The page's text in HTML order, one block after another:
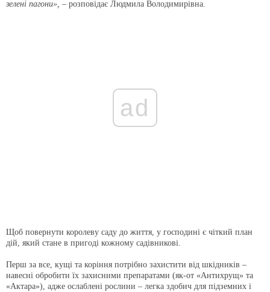
зелені пагони», – розповідає Людмила Володимирівна.
ad
Щоб повернути королеву саду до життя, у господині є чіткий план
дій, який стане в пригоді кожному садівникові.
Перш за все, кущі та коріння потрібно захистити від шкідників –
навесні обробити їх захисними препаратами (як-от «Антихрущ» та
«Актара»), адже ослаблені рослини – легка здобич для підземних і